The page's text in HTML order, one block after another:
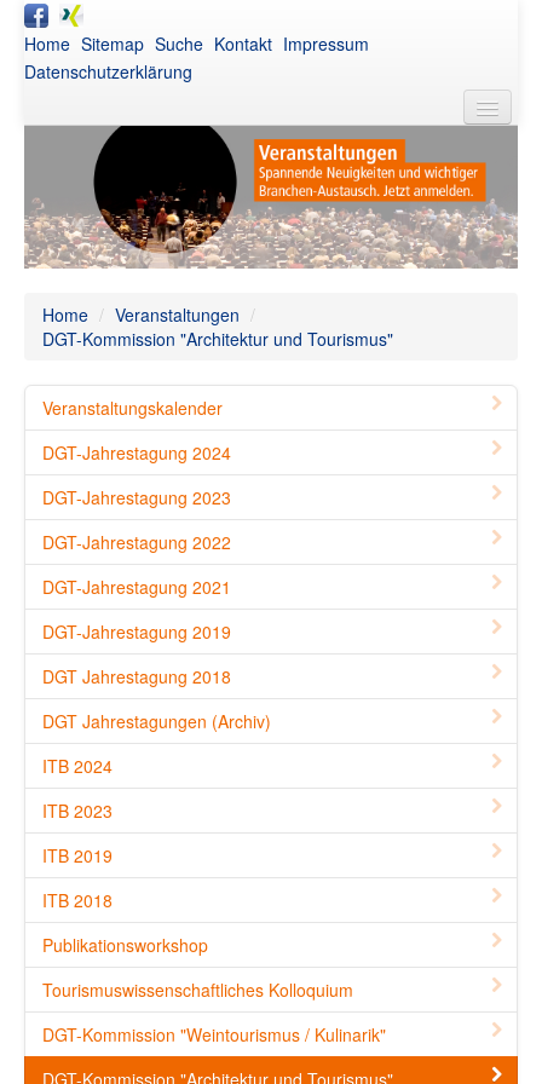
Home Sitemap Suche Kontakt Impressum
Datenschutzerklärung
DGT
Aktuelles
Awards
Publikationen
Veranstaltungen
Intern
Home / Veranstaltungen /
DGT-Kommission "Architektur und Tourismus"
Veranstaltungskalender
DGT-Jahrestagung 2024
DGT-Jahrestagung 2023
DGT-Jahrestagung 2022
DGT-Jahrestagung 2021
DGT-Jahrestagung 2019
DGT Jahrestagung 2018
DGT Jahrestagungen (Archiv)
ITB 2024
ITB 2023
ITB 2019
ITB 2018
Publikationsworkshop
Tourismuswissenschaftliches Kolloquium
DGT-Kommission "Weintourismus / Kulinarik"
DGT-Kommission "Architektur und Tourismus"